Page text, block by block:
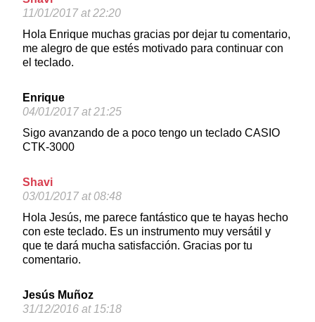
11/01/2017 at 22:20
Hola Enrique muchas gracias por dejar tu comentario,
me alegro de que estés motivado para continuar con
el teclado.
Enrique
04/01/2017 at 21:25
Sigo avanzando de a poco tengo un teclado CASIO
CTK-3000
Shavi
03/01/2017 at 08:48
Hola Jesús, me parece fantástico que te hayas hecho
con este teclado. Es un instrumento muy versátil y
que te dará mucha satisfacción. Gracias por tu
comentario.
Jesús Muñoz
31/12/2016 at 15:18